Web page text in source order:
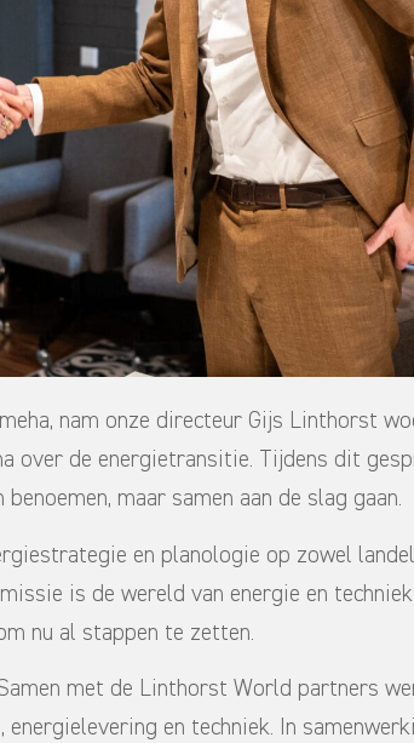
nam onze directeur Gijs Linthorst
over de energietransitie. Tijdens dit
maar samen aan de slag gaan.
en planologie op zowel
is de wereld van energie en
nu al stappen te zetten.
met de Linthorst World partners
en techniek. In